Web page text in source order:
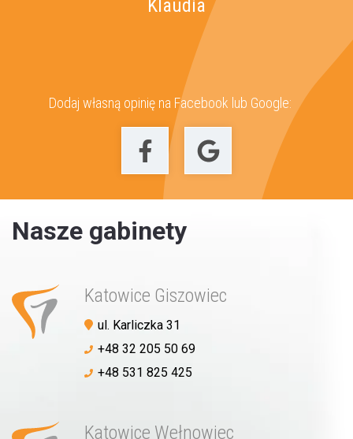
Klaudia
Dodaj własną opinię na Facebook lub Google:
Nasze gabinety
Katowice Giszowiec
ul. Karliczka 31
+48 32 205 50 69
+48 531 825 425
Katowice Wełnowiec